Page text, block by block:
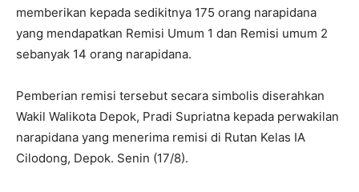
memberikan kepada sedikitnya 175 orang narapidana
yang mendapatkan Remisi Umum 1 dan Remisi umum 2
sebanyak 14 orang narapidana.
Pemberian remisi tersebut secara simbolis diserahkan
Wakil Walikota Depok, Pradi Supriatna kepada perwakilan
narapidana yang menerima remisi di Rutan Kelas IA
Cilodong, Depok. Senin (17/8).